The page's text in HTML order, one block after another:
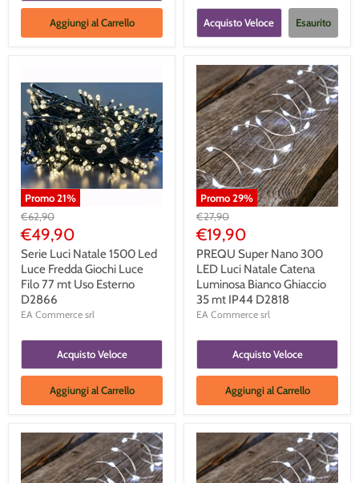
Aggiungi al Carrello Acquisto Veloce Esaurito
Promo21%
Prezzo
Originale
€62,90
Prezzo
Corrente
€49,90
Serie Luci Natale 1500 Led
Luce Fredda Giochi Luce
Filo 77 mt Uso Esterno
D2866
EA Commerce srl
Acquisto Veloce
Aggiungi al Carrello
Promo29%
Prezzo
Originale
€27,90
Prezzo
Corrente
€19,90
PREQU Super Nano 300
LED Luci Natale Catena
Luminosa Bianco Ghiaccio
35 mt IP44 D2818
EA Commerce srl
Acquisto Veloce
Aggiungi al Carrello